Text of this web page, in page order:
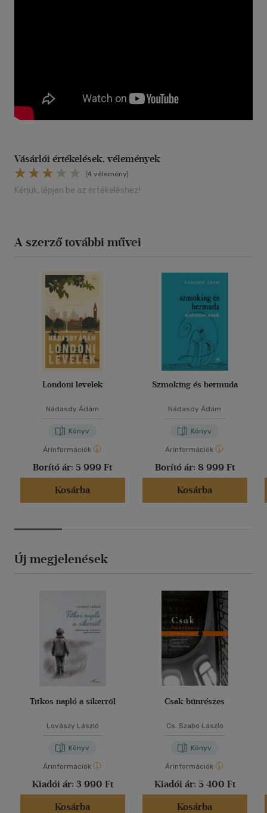
Vásárlói értékelések, vélemények
(4 vélemény)
Kérjük, lépjen be az értékeléshez!
A szerző további művei
Londoni levelek
Nádasdy Ádám
Könyv
Árinformációk
Borító ár: 5 999 Ft
Kosárba
Szmoking és bermuda
Nádasdy Ádám
Könyv
Árinformációk
Borító ár: 8 999 Ft
Kosárba
Új megjelenések
Titkos napló a sikerről
Lovászy László
Könyv
Árinformációk
Kiadói ár: 3 990 Ft
Kosárba
Csak bűnrészes
Cs. Szabó László
Könyv
Árinformációk
Kiadói ár: 5 400 Ft
Kosárba